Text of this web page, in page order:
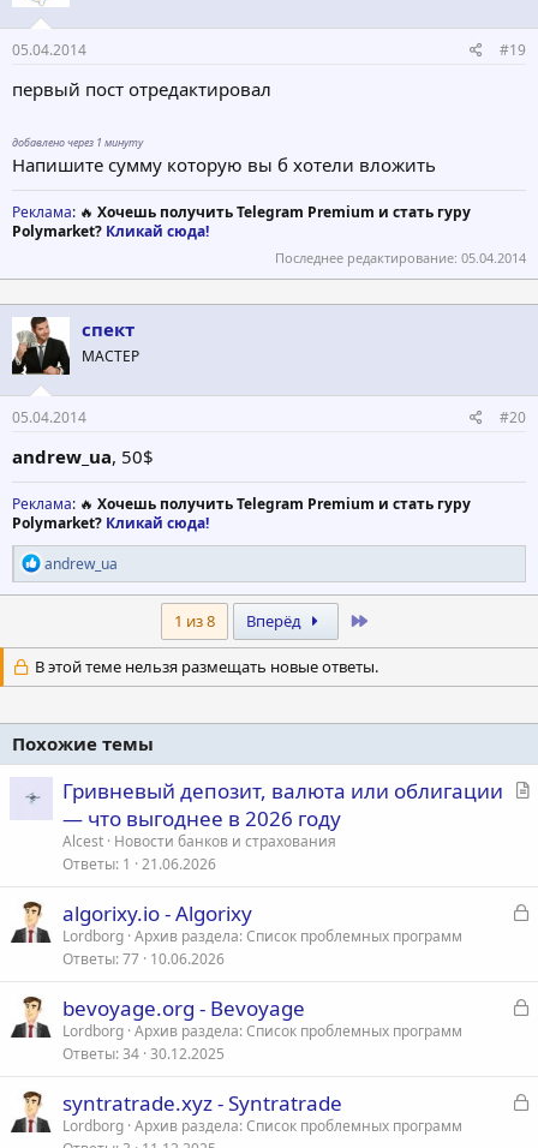
05.04.2014 #19
первый пост отредактировал
добавлено через 1 минуту
Напишите сумму которую вы б хотели вложить
Реклама: 🔥 Хочешь получить Telegram Premium и стать гуру
Polymarket? Кликай сюда!
Последнее редактирование: 05.04.2014
спект
МАСТЕР
05.04.2014 #20
andrew_ua, 50$
Реклама: 🔥 Хочешь получить Telegram Premium и стать гуру
Polymarket? Кликай сюда!
Р
е
а
и
и
andrew_ua
1 из 8 Вперёд
В этой теме нельзя размещать новые ответы.
Похожие темы
С
я
Гривневый депозит, валюта или облигации
— что выгоднее в 2026 году
Alcest Новости банков и страхования
Ответы 1 21.06.2026
З
algorixy.io - Algorixy
Lordborg Архив раздела: Список проблемных программ
Ответы 77 10.06.2026
З
bevoyage.org - Bevoyage
Lordborg Архив раздела: Список проблемных программ
Ответы 34 30.12.2025
З
syntratrade.xyz - Syntratrade
Lordborg Архив раздела: Список проблемных программ